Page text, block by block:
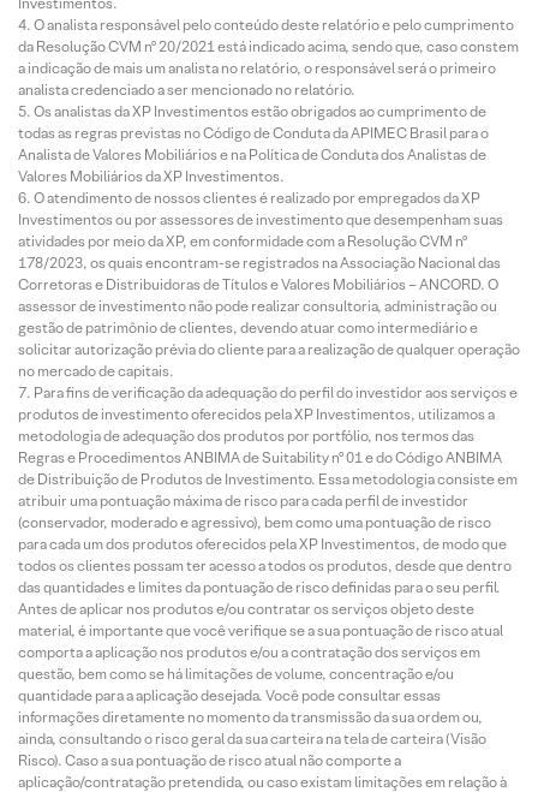
O analista responsável pelo conteúdo deste relatório e pelo cumprimento
da Resolução CVM nº 20/2021 está indicado acima, sendo que, caso constem
a indicação de mais um analista no relatório, o responsável será o primeiro
analista credenciado a ser mencionado no relatório.
Os analistas da XP Investimentos estão obrigados ao cumprimento de
todas as regras previstas no Código de Conduta da APIMEC Brasil para o
Analista de Valores Mobiliários e na Política de Conduta dos Analistas de
Valores Mobiliários da XP Investimentos.
O atendimento de nossos clientes é realizado por empregados da XP
Investimentos ou por assessores de investimento que desempenham suas
atividades por meio da XP, em conformidade com a Resolução CVM nº
178/2023, os quais encontram-se registrados na Associação Nacional das
Corretoras e Distribuidoras de Títulos e Valores Mobiliários – ANCORD. O
assessor de investimento não pode realizar consultoria, administração ou
gestão de patrimônio de clientes, devendo atuar como intermediário e
solicitar autorização prévia do cliente para a realização de qualquer operação
no mercado de capitais.
Para fins de verificação da adequação do perfil do investidor aos serviços e
produtos de investimento oferecidos pela XP Investimentos, utilizamos a
metodologia de adequação dos produtos por portfólio, nos termos das
Regras e Procedimentos ANBIMA de Suitability nº 01 e do Código ANBIMA
de Distribuição de Produtos de Investimento. Essa metodologia consiste em
atribuir uma pontuação máxima de risco para cada perfil de investidor
(conservador, moderado e agressivo), bem como uma pontuação de risco
para cada um dos produtos oferecidos pela XP Investimentos, de modo que
todos os clientes possam ter acesso a todos os produtos, desde que dentro
das quantidades e limites da pontuação de risco definidas para o seu perfil.
Antes de aplicar nos produtos e/ou contratar os serviços objeto deste
material, é importante que você verifique se a sua pontuação de risco atual
comporta a aplicação nos produtos e/ou a contratação dos serviços em
questão, bem como se há limitações de volume, concentração e/ou
quantidade para a aplicação desejada. Você pode consultar essas
informações diretamente no momento da transmissão da sua ordem ou,
ainda, consultando o risco geral da sua carteira na tela de carteira (Visão
Risco). Caso a sua pontuação de risco atual não comporte a
aplicação/contratação pretendida, ou caso existam limitações em relação à